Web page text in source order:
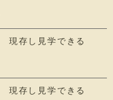
現存し見学できる
現存し見学できる